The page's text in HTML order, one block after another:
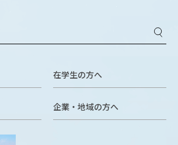
在学生の方へ
企業・地域の方へ